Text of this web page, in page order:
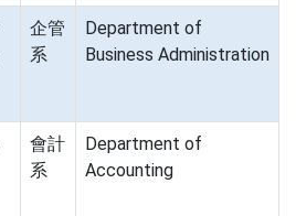
企管
系
Department of
Business Administration
會計
系
Department of
Accounting